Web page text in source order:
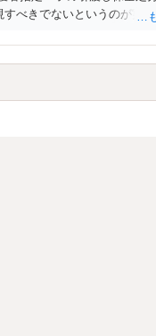
べきでないというのが実
ことには慎重になる（本
いては担当弁護士の意見